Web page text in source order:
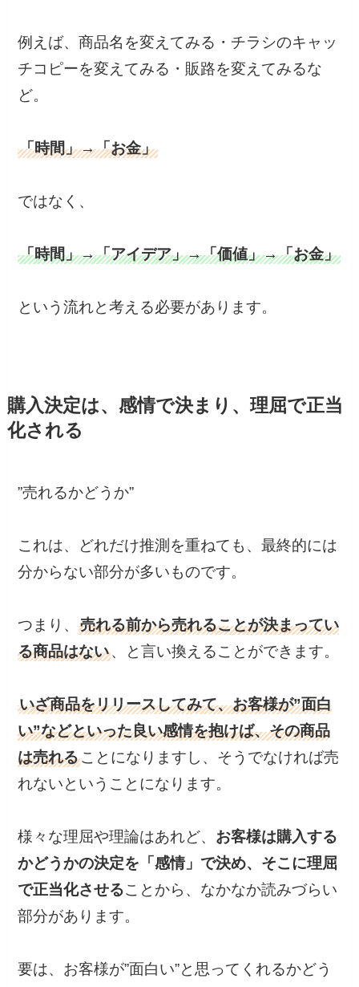
例えば、商品名を変えてみる・チラシのキャッ
チコピーを変えてみる・販路を変えてみるな
ど。
「時間」→「お金」
ではなく、
「時間」→「アイデア」→「価値」→「お金」
という流れと考える必要があります。
購入決定は、感情で決まり、理屈で正当
化される
”売れるかどうか”
これは、どれだけ推測を重ねても、最終的には
分からない部分が多いものです。
つまり、売れる前から売れることが決まってい
る商品はない、と言い換えることができます。
いざ商品をリリースしてみて、お客様が”面白
い”などといった良い感情を抱けば、その商品
は売れることになりますし、そうでなければ売
れないということになります。
様々な理屈や理論はあれど、 お客様は購入する
かどうかの決定を「感情」で決め、そこに理屈
で正当化させることから、なかなか読みづらい
部分があります。
要は、お客様が”面白い”と思ってくれるかどう